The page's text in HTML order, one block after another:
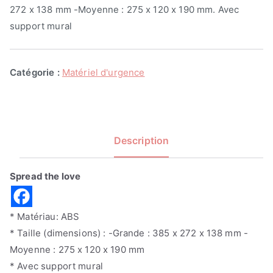
272 x 138 mm -Moyenne : 275 x 120 x 190 mm. Avec
support mural
Catégorie : Matériel d'urgence
Description
Spread the love
* Matériau: ABS
* Taille (dimensions) : -Grande : 385 x 272 x 138 mm -
Moyenne : 275 x 120 x 190 mm
* Avec support mural